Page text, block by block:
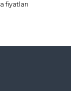
fiyatları